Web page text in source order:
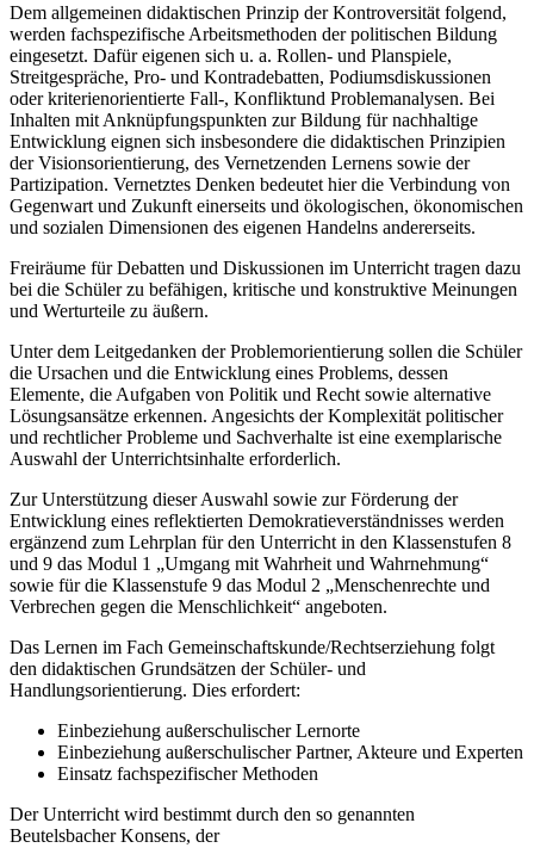
Dem allgemeinen didaktischen Prinzip der Kontroversität folgend,
werden fachspezifische Arbeitsmethoden der politischen Bildung
eingesetzt. Dafür eigenen sich u. a. Rollen- und Planspiele,
Streitgespräche, Pro- und Kontradebatten, Podiumsdiskussionen
oder kriterienorientierte Fall-, Konfliktund Problemanalysen. Bei
Inhalten mit Anknüpfungspunkten zur Bildung für nachhaltige
Entwicklung eignen sich insbesondere die didaktischen Prinzipien
der Visionsorientierung, des Vernetzenden Lernens sowie der
Partizipation. Vernetztes Denken bedeutet hier die Verbindung von
Gegenwart und Zukunft einerseits und ökologischen, ökonomischen
und sozialen Dimensionen des eigenen Handelns andererseits.
Freiräume für Debatten und Diskussionen im Unterricht tragen dazu
bei die Schüler zu befähigen, kritische und konstruktive Meinungen
und Werturteile zu äußern.
Unter dem Leitgedanken der Problemorientierung sollen die Schüler
die Ursachen und die Entwicklung eines Problems, dessen
Elemente, die Aufgaben von Politik und Recht sowie alternative
Lösungsansätze erkennen. Angesichts der Komplexität politischer
und rechtlicher Probleme und Sachverhalte ist eine exemplarische
Auswahl der Unterrichtsinhalte erforderlich.
Zur Unterstützung dieser Auswahl sowie zur Förderung der
Entwicklung eines reflektierten Demokratieverständnisses werden
ergänzend zum Lehrplan für den Unterricht in den Klassenstufen 8
und 9 das Modul 1 „Umgang mit Wahrheit und Wahrnehmung“
sowie für die Klassenstufe 9 das Modul 2 „Menschenrechte und
Verbrechen gegen die Menschlichkeit“ angeboten.
Das Lernen im Fach Gemeinschaftskunde/Rechtserziehung folgt
den didaktischen Grundsätzen der Schüler- und
Handlungsorientierung. Dies erfordert:
Einbeziehung außerschulischer Lernorte
Einbeziehung außerschulischer Partner, Akteure und Experten
Einsatz fachspezifischer Methoden
Der Unterricht wird bestimmt durch den so genannten
Beutelsbacher Konsens, der